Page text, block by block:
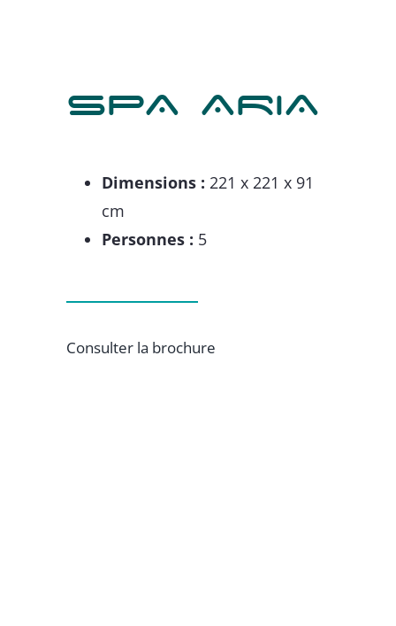
SPA ARIA
Dimensions : 221 x 221 x 91
cm
Personnes : 5
Consulter la brochure